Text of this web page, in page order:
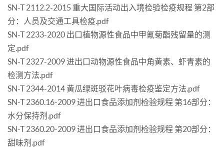
SN-T 2112.2-2015 重大国际活动出入境检验检疫规程 第2部
分：人员及交通工具检疫.pdf
SN-T 2233-2020 出口植物源性食品中甲氰菊酯残留量的测
定.pdf
SN-T 2327-2009 进出口动物源性食品中角黄素、虾青素的
检测方法.pdf
SN-T 2344-2014 黄瓜绿斑驳花叶病毒检疫鉴定方法.pdf
SN-T 2360.16-2009 进出口食品添加剂检验规程 第16部分：
水分保持剂.pdf
SN-T 2360.20-2009 进出口食品添加剂检验规程 第20部分：
甜味剂.pdf